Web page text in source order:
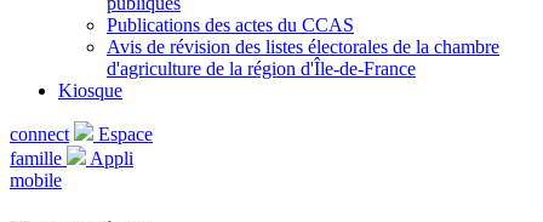
Publications des actes du CCAS
Avis de révision des listes électorales de la chambre
d'agriculture de la région d'Île-de-France
Kiosque
connect
Espace
famille
Appli
mobile